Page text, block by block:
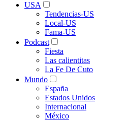
USA
Tendencias-US
Local-US
Fama-US
Podcast
Fiesta
Las calientitas
La Fe De Cuto
Mundo
España
Estados Unidos
Internacional
México